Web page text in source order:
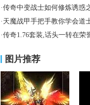
·传奇中变战士如何修炼诱惑
· 天魔战甲手把手教你学会道
·传奇1.76套装,话头一转在荣
图片推荐